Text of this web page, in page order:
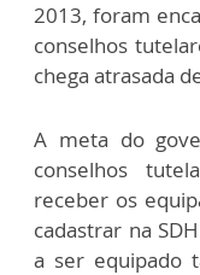
2013, foram
conselhos
chega atrasada
A meta do
conselhos
receber os
cadastrar na
a ser equipado